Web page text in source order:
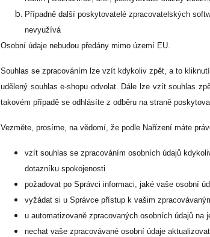
Případně další poskytovatelé zpracovatelských
nevyužívá
Osobní údaje nebudou předány mimo území EU.
Souhlas se zpracováním lze vzít kdykoliv zpět, a to
udělený souhlas e-shopu odvolat. Dále lze vzít souhlas
takovém případě se odhlásíte z odběru na straně
Vezměte, prosíme, na vědomí, že podle Nařízení máte
vzít souhlas se zpracováním osobních údajů
dotazníku spokojenosti
požadovat po Správci informaci, jaké vaše osobní
vyžádat si u Správce přístup k vašim
u automatizovaně zpracovaných osobních údajů na
nechat vaše zpracovávané osobní údaje